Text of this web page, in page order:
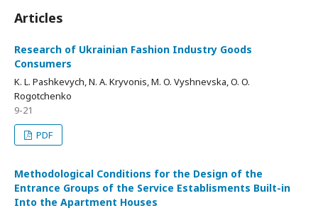
Articles
Research of Ukrainian Fashion Industry Goods
Consumers
K. L. Pashkevych, N. A. Kryvonis, M. O. Vyshnevska, O. O.
Rogotchenko
9-21
PDF
Methodological Conditions for the Design of the
Entrance Groups of the Service Establisments Built-in
Into the Apartment Houses